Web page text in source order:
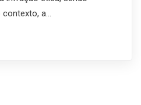
contexto, a…